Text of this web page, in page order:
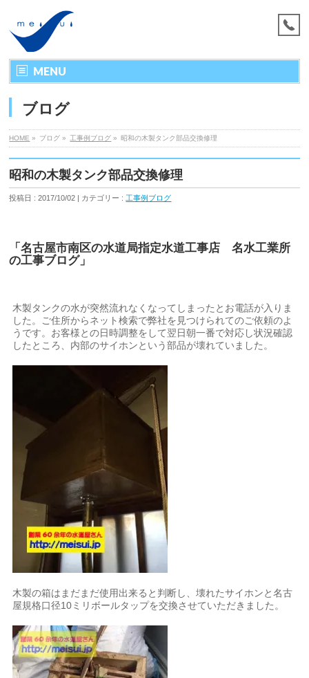
MENU
ブログ
HOME » ブログ » 工事例ブログ » 昭和の木製タンク部品交換修理
昭和の木製タンク部品交換修理
投稿日 : 2017/10/02 | カテゴリー : 工事例ブログ
「名古屋市南区の水道局指定水道工事店 名水工業所
の工事ブログ」
木製タンクの水が突然流れなくなってしまったとお電話が入りま
した。ご住所からネット検索で弊社を見つけられてのご依頼のよ
うです。お客様との日時調整をして翌日朝一番で対応し状況確認
したところ、内部のサイホンという部品が壊れていました。
木製の箱はまだまだ使用出来ると判断し、壊れたサイホンと名古
屋規格口径10ミリボールタップを交換させていただきました。